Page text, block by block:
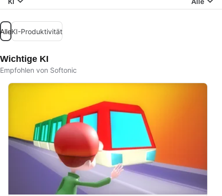
AlleKI-Produktivität
Wichtige KI
Empfohlen von Softonic